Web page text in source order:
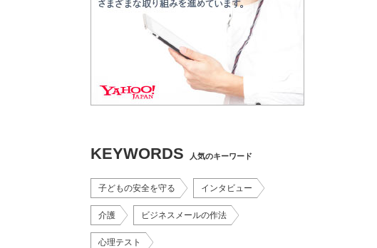
KEYWORDS 人気のキーワード
子どもの安全を守る インタビュー
介護 ビジネスメールの作法
心理テスト